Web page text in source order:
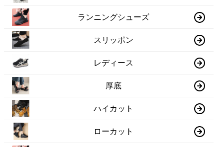
ランニングシューズ
スリッポン
レディース
厚底
ハイカット
ローカット